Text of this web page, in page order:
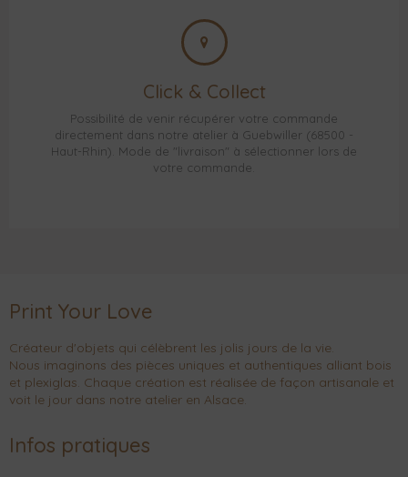
Click & Collect
Possibilité de venir récupérer votre commande
directement dans notre atelier à Guebwiller (68500 -
Haut-Rhin). Mode de "livraison" à sélectionner lors de
votre commande.
Print Your Love
Créateur d'objets qui célèbrent les jolis jours de la vie.
Nous imaginons des pièces uniques et authentiques alliant bois
et plexiglas. Chaque création est réalisée de façon artisanale et
voit le jour dans notre atelier en Alsace.
Infos pratiques